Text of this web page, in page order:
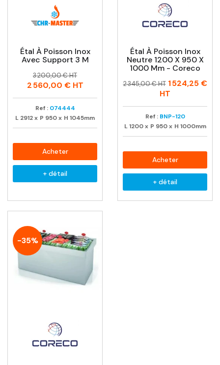
Étal À Poisson Inox
Avec Support 3 M
Prix
Prix
habituel
3 200,00 € HT
2 560,00 €HT
Ref : 074444
L 2912x P 950x H 1045mm
Acheter
+ détail
Étal À Poisson Inox
Neutre 1200 X 950 X
1000 Mm - Coreco
Prix
Prix
2 345,00 € HT 1 524,25 €
HT
Ref : BNP-120
L 1200 x P 950 x H 1000mm
Acheter
+ détail
-35%